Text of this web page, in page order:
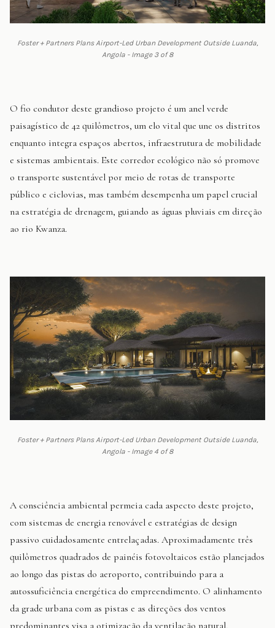
Foster + Partners Plans Airport-Led Urban Development Outside Luanda,
Angola - Image 3 of 8
O fio condutor deste grandioso projeto é um anel verde
paisagístico de 42 quilômetros, um elo vital que une os distritos
enquanto integra espaços abertos, infraestrutura de mobilidade
e sistemas ambientais. Este corredor ecológico não só promove
o transporte sustentável por meio de rotas de transporte
público e ciclovias, mas também desempenha um papel crucial
na estratégia de drenagem, guiando as águas pluviais em direção
ao rio Kwanza.
Foster + Partners Plans Airport-Led Urban Development Outside Luanda,
Angola - Image 4 of 8
A consciência ambiental permeia cada aspecto deste projeto,
com sistemas de energia renovável e estratégias de design
passivo cuidadosamente entrelaçadas. Aproximadamente três
quilômetros quadrados de painéis fotovoltaicos estão planejados
ao longo das pistas do aeroporto, contribuindo para a
autossuficiência energética do empreendimento. O alinhamento
da grade urbana com as pistas e as direções dos ventos
predominantes visa a otimização da ventilação natural,